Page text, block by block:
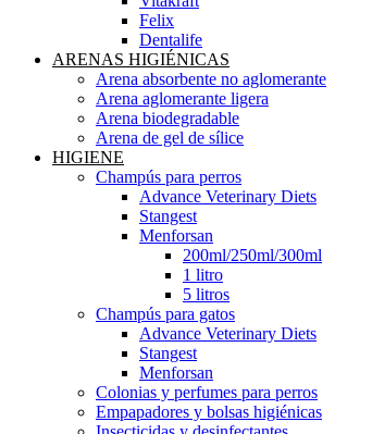
Felix
Dentalife
ARENAS HIGIÉNICAS
Arena absorbente no aglomerante
Arena aglomerante ligera
Arena biodegradable
Arena de gel de sílice
HIGIENE
Champús para perros
Advance Veterinary Diets
Stangest
Menforsan
200ml/250ml/300ml
1 litro
5 litros
Champús para gatos
Advance Veterinary Diets
Stangest
Menforsan
Colonias y perfumes para perros
Empapadores y bolsas higiénicas